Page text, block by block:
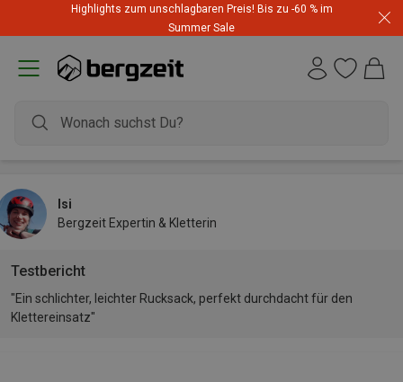
Highlights zum unschlagbaren Preis! Bis zu -60 % im
Summer Sale
Testbericht
Isi
Bergzeit Expertin & Kletterin
"Ein schlichter, leichter Rucksack, perfekt durchdacht für den
Klettereinsatz"